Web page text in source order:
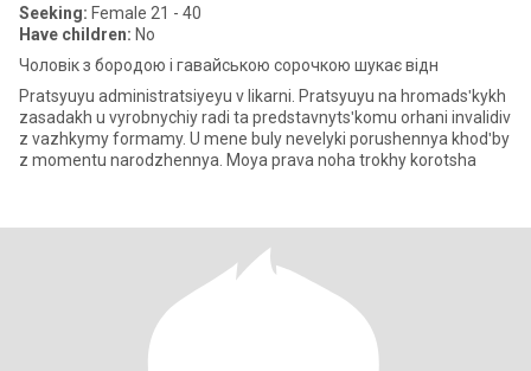
Seeking: Female 21 - 40
Have children: No
Чоловік з бородою і гавайською сорочкою шукає відн
Pratsyuyu administratsiyeyu v likarni. Pratsyuyu na hromadsʹkykh
zasadakh u vyrobnychiy radi ta predstavnytsʹkomu orhani invalidiv
z vazhkymy formamy. U mene buly nevelyki porushennya khodʹby
z momentu narodzhennya. Moya prava noha trokhy korotsha